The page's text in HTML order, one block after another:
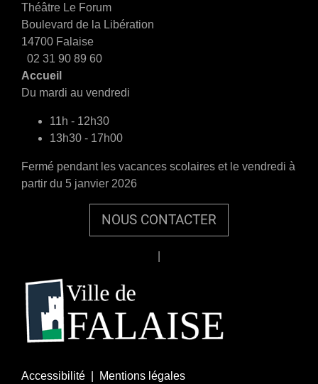
Théâtre Le Forum
Boulevard de la Libération
14700 Falaise
02 31 90 89 60
Accueil
Du mardi au vendredi
11h - 12h30
13h30 - 17h00
Fermé pendant les vacances scolaires et le vendredi à
partir du 5 janvier 2026
NOUS CONTACTER
Pied
Accessibilité | Mentions légales